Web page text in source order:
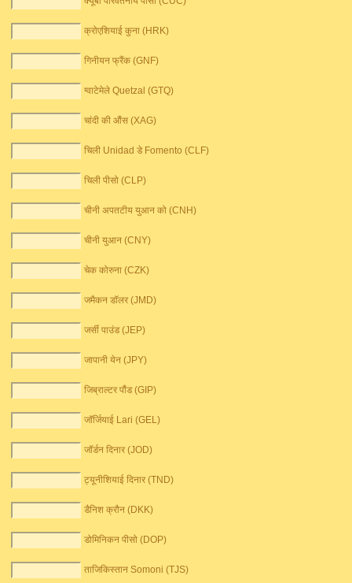
क्रोएशियाई कुना (HRK)
गिनीयन फ्रैंक (GNF)
ग्वाटेमेले Quetzal (GTQ)
चांदी की औंस (XAG)
चिली Unidad डे Fomento (CLF)
चिली पीसो (CLP)
चीनी अपतटीय युआन को (CNH)
चीनी युआन (CNY)
चेक कोरुना (CZK)
जमैकन डॉलर (JMD)
जर्सी पाउंड (JEP)
जापानी येन (JPY)
जिब्राल्टर पौंड (GIP)
जॉर्जियाई Lari (GEL)
जॉर्डन दिनार (JOD)
ट्यूनीशियाई दिनार (TND)
डैनिश क्रौन (DKK)
डोमिनिकन पीसो (DOP)
ताजिकिस्तान Somoni (TJS)